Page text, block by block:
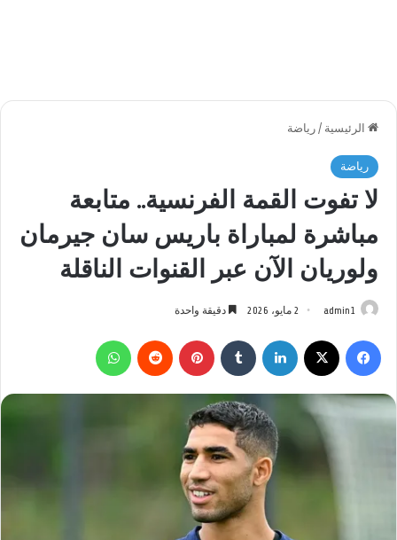
الرئيسية / رياضة
رياضة
لا تفوت القمة الفرنسية.. متابعة
مباشرة لمباراة باريس سان جيرمان
ولوريان الآن عبر القنوات الناقلة
admin1 2 مايو، 2026 دقيقة واحدة
فيسبوك لينكدإن بينتيريست